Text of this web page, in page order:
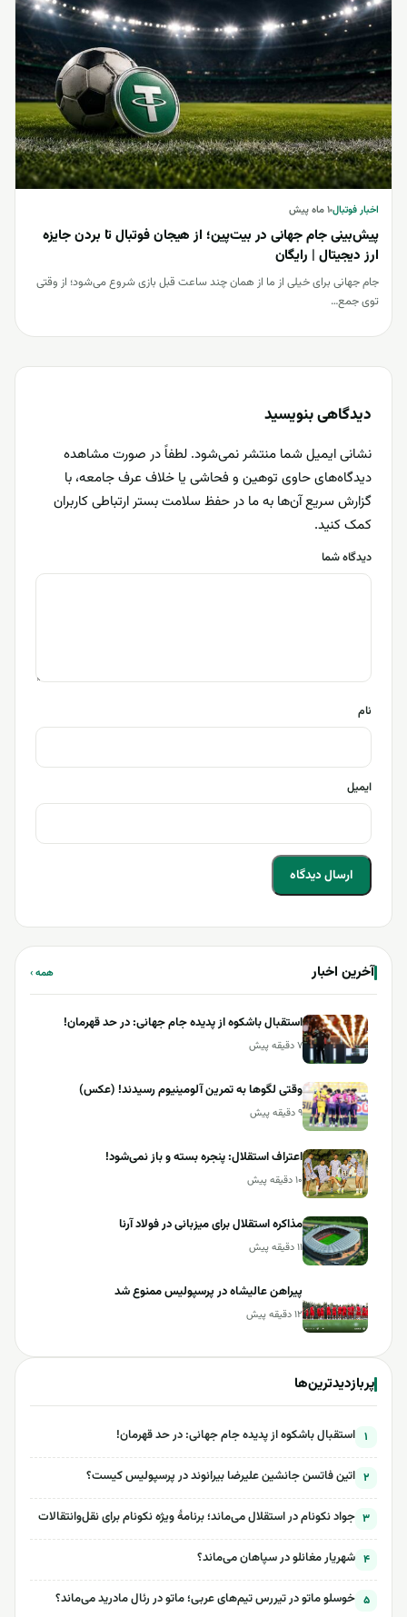
اخبار فوتبال۱ ماه پیش
پیش‌بینی جام جهانی در بیت‌پین؛ از هیجان فوتبال تا بردن جایزه
ارز دیجیتال | رایگان
جام جهانی برای خیلی از ما از همان چند ساعت قبل بازی شروع می‌شود؛ از وقتی
توی جمع…
دیدگاهی بنویسید
نشانی ایمیل شما منتشر نمی‌شود. لطفاً در صورت مشاهده
دیدگاه‌های حاوی توهین و فحاشی یا خلاف عرف جامعه، با
گزارش سریع آن‌ها به ما در حفظ سلامت بستر ارتباطی کاربران
کمک کنید.
دیدگاه شما
نام
ایمیل
آخرین اخبار همه ›
استقبال باشکوه از پدیده جام جهانی: در حد قهرمان!
۷ دقیقه پیش
وقتی لگوها به تمرین آلومینیوم رسیدند! (عکس)
۹ دقیقه پیش
اعتراف استقلال: پنجره بسته و باز نمی‌شود!
۱۰ دقیقه پیش
مذاکره استقلال برای میزبانی در فولاد آرنا
۱۱ دقیقه پیش
پیراهن عالیشاه در پرسپولیس ممنوع شد
۱۲ دقیقه پیش
پربازدیدترین‌ها
۱ استقبال باشکوه از پدیده جام جهانی: در حد قهرمان!
۲ اتین فاتسن جانشین علیرضا بیرانوند در پرسپولیس کیست؟
۳ جواد نکونام در استقلال می‌ماند؛ برنامۀ ویژه نکونام برای نقل‌وانتقالات
۴ شهریار مغانلو در سپاهان می‌ماند؟
۵ خوسلو ماتو در تیررس تیم‌های عربی؛ ماتو در رئال مادرید می‌ماند؟